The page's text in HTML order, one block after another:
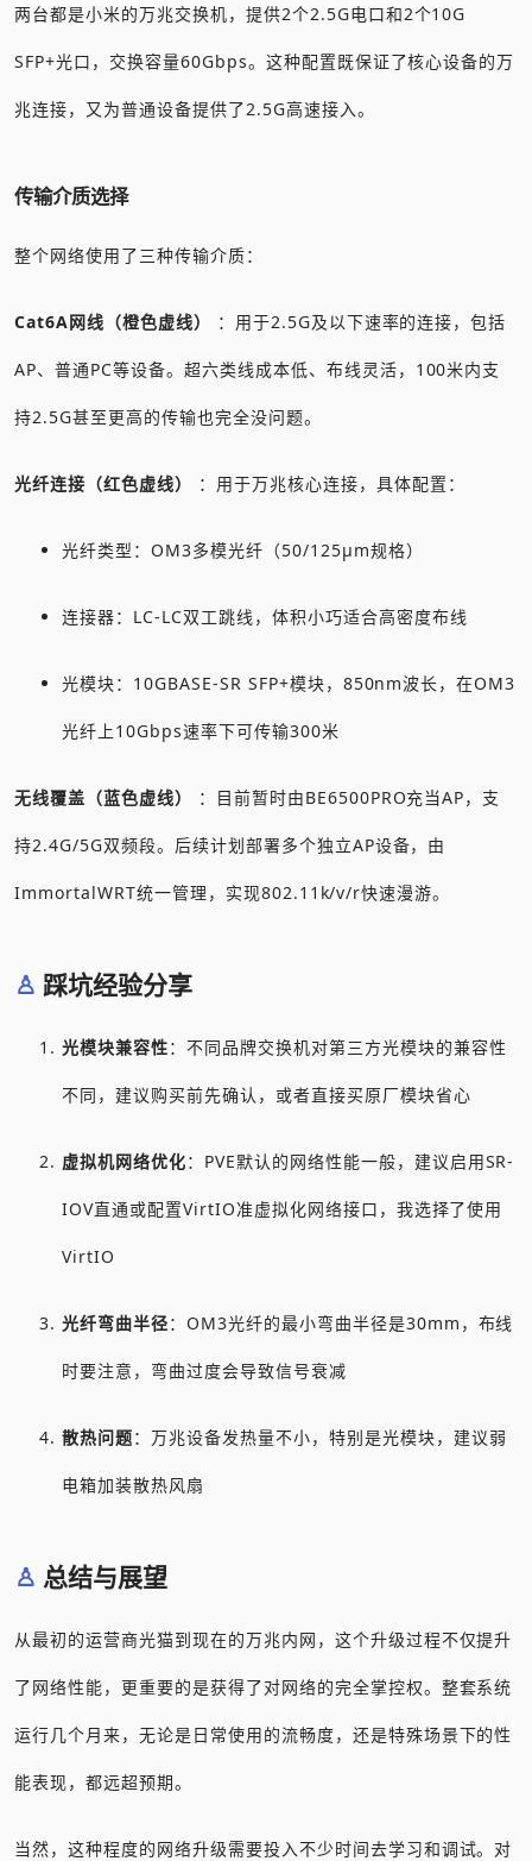
两台都是小米的万兆交换机，提供2个2.5G电口和2个10G
SFP+光口，交换容量60Gbps。这种配置既保证了核心设备的万
兆连接，又为普通设备提供了2.5G高速接入。
传输介质选择
整个网络使用了三种传输介质：
Cat6A网线（橙色虚线） ：用于2.5G及以下速率的连接，包括
AP、普通PC等设备。超六类线成本低、布线灵活，100米内支
持2.5G甚至更高的传输也完全没问题。
光纤连接（红色虚线） ：用于万兆核心连接，具体配置：
光纤类型：OM3多模光纤（50/125μm规格）
连接器：LC-LC双工跳线，体积小巧适合高密度布线
光模块：10GBASE-SR SFP+模块，850nm波长，在OM3
光纤上10Gbps速率下可传输300米
无线覆盖（蓝色虚线） ：目前暂时由BE6500PRO充当AP，支
持2.4G/5G双频段。后续计划部署多个独立AP设备，由
ImmortalWRT统一管理，实现802.11k/v/r快速漫游。
踩坑经验分享
光模块兼容性：不同品牌交换机对第三方光模块的兼容性
不同，建议购买前先确认，或者直接买原厂模块省心
虚拟机网络优化：PVE默认的网络性能一般，建议启用SR-
IOV直通或配置VirtIO准虚拟化网络接口，我选择了使用
VirtIO
光纤弯曲半径：OM3光纤的最小弯曲半径是30mm，布线
时要注意，弯曲过度会导致信号衰减
散热问题：万兆设备发热量不小，特别是光模块，建议弱
电箱加装散热风扇
总结与展望
从最初的运营商光猫到现在的万兆内网，这个升级过程不仅提升
了网络性能，更重要的是获得了对网络的完全掌控权。整套系统
运行几个月来，无论是日常使用的流畅度，还是特殊场景下的性
能表现，都远超预期。
当然，这种程度的网络升级需要投入不少时间去学习和调试。对